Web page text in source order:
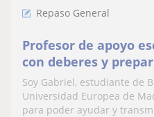
Repaso General
Profesor de apoyo
con deberes y
Soy Gabriel, estudiante de
Universidad Europea de
para poder ayudar y